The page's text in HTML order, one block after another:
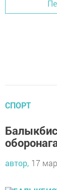
СПОРТ
автор, 17